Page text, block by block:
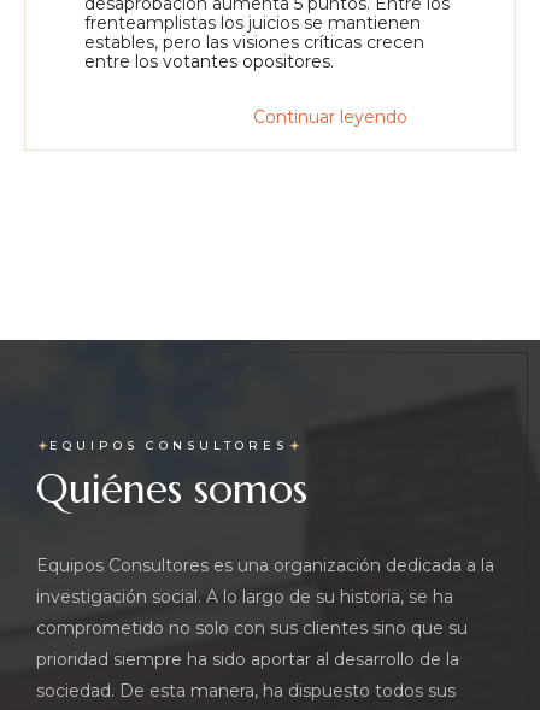
frenteamplistas los juicios se mantienen
estables, pero las visiones críticas crecen
entre los votantes opositores.
Continuar leyendo
EQUIPOS CONSULTORES
Quiénes somos
Equipos Consultores es una organización dedicada a la
investigación social. A lo largo de su historia, se ha
comprometido no solo con sus clientes sino que su
prioridad siempre ha sido aportar al desarrollo de la
sociedad. De esta manera, ha dispuesto todos sus